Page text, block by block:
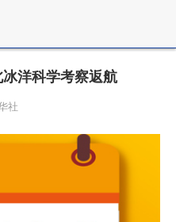
洋科学考察返航
社